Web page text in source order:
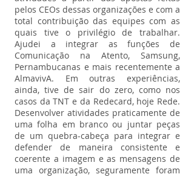
pelos CEOs dessas organizações e com a
total contribuição das equipes com as
quais tive o privilégio de trabalhar.
Ajudei a integrar as funções de
Comunicação na Atento, Samsung,
Pernambucanas e mais recentemente a
AlmavivA. Em outras experiências,
ainda, tive de sair do zero, como nos
casos da TNT e da Redecard, hoje Rede.
Desenvolver atividades praticamente de
uma folha em branco ou juntar peças
de um quebra-cabeça para integrar e
defender de maneira consistente e
coerente a imagem e as mensagens de
uma organização, seguramente foram